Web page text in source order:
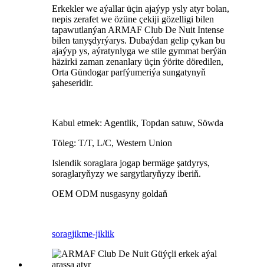
Erkekler we aýallar üçin ajaýyp ysly atyr bolan,
nepis zerafet we özüne çekiji gözelligi bilen
tapawutlanýan ARMAF Club De Nuit Intense
bilen tanyşdyrýarys. Dubaýdan gelip çykan bu
ajaýyp ys, aýratynlyga we stile gymmat berýän
häzirki zaman zenanlary üçin ýörite döredilen,
Orta Gündogar parfýumeriýa sungatynyň
şaheseridir.
Kabul etmek: Agentlik, Topdan satuw, Söwda
Töleg: T/T, L/C, Western Union
Islendik soraglara jogap bermäge şatdyrys,
soraglaryňyzy we sargytlaryňyzy iberiň.
OEM ODM nusgasyny goldaň
soragjikme-jiklik